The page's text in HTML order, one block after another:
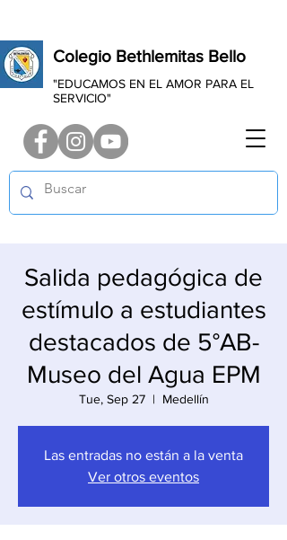
Colegio Bethlemitas Bello
"EDUCAMOS EN EL AMOR PARA EL
SERVICIO"
Salida pedagógica de
estímulo a estudiantes
destacados de 5°AB-
Museo del Agua EPM
Tue, Sep 27
  |
Medellín
Las entradas no están a la venta
Ver otros eventos